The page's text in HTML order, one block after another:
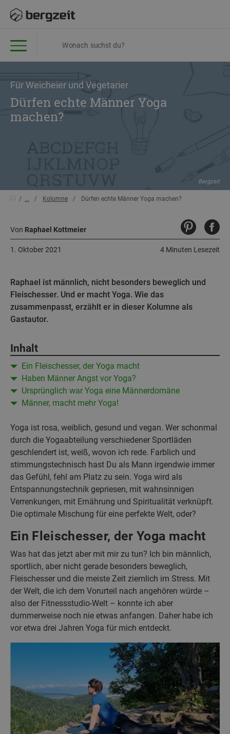
Für Weicheier und Vegetarier
Dürfen echte Männer Yoga
machen?
Bergzeit
... Kolumne Dürfen echte Männer Yoga machen?
Von Raphael Kottmeier
4 Minuten Lesezeit
1. Oktober 2021
Raphael ist männlich, nicht besonders beweglich und
Fleischesser. Und er macht Yoga. Wie das
zusammenpasst, erzählt er in dieser Kolumne als
Gastautor.
Inhalt
Ein Fleischesser, der Yoga macht
Haben Männer Angst vor Yoga?
Ursprünglich war Yoga eine Männerdomäne
Männer, macht mehr Yoga!
Yoga ist rosa, weiblich, gesund und vegan. Wer schonmal
durch die Yogaabteilung verschiedener Sportläden
geschlendert ist, weiß, wovon ich rede. Farblich und
stimmungstechnisch hast Du als Mann irgendwie immer
das Gefühl, fehl am Platz zu sein. Yoga wird als
Entspannungstechnik gepriesen, mit wahnsinnigen
Verrenkungen, mit Ernährung und Spiritualität verknüpft.
Die optimale Mischung für eine perfekte Welt, oder?
Ein Fleischesser, der Yoga macht
Was hat das jetzt aber mit mir zu tun? Ich bin männlich,
sportlich, aber nicht gerade besonders beweglich,
Fleischesser und die meiste Zeit ziemlich im Stress. Mit
der Welt, die ich dem Vorurteil nach angehören würde –
also der Fitnessstudio-Welt – konnte ich aber
dummerweise noch nie etwas anfangen. Daher habe ich
vor etwa drei Jahren Yoga für mich entdeckt.